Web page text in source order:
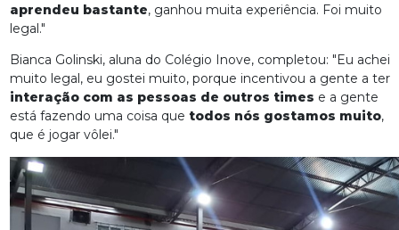
aprendeu bastante, ganhou muita experiência. Foi muito
legal."
Bianca Golinski, aluna do Colégio Inove, completou: "Eu achei
muito legal, eu gostei muito, porque incentivou a gente a ter
interação com as pessoas de outros times e a gente
está fazendo uma coisa que todos nós gostamos muito,
que é jogar vôlei."